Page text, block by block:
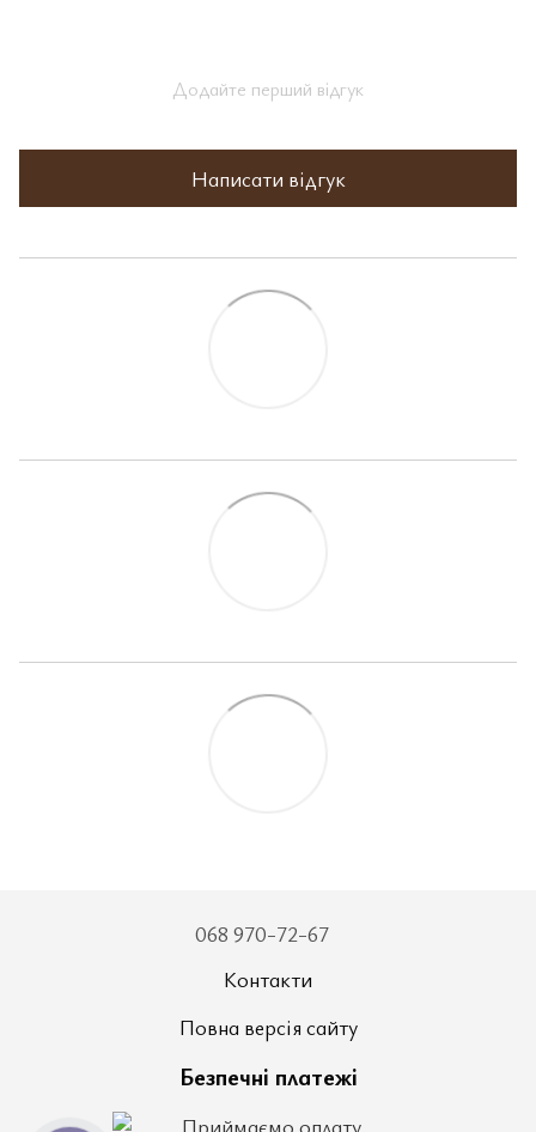
Додайте перший відгук
Написати відгук
068 970-72-67
Контакти
Повна версія сайту
Безпечні платежі